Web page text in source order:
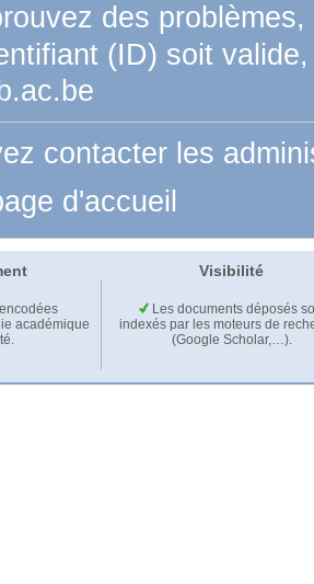
des
(ID) soit
contacter les
d'accueil
Visibilité
académique
Les documents déposés
indexés par les moteurs de
(Google Scholar,…).